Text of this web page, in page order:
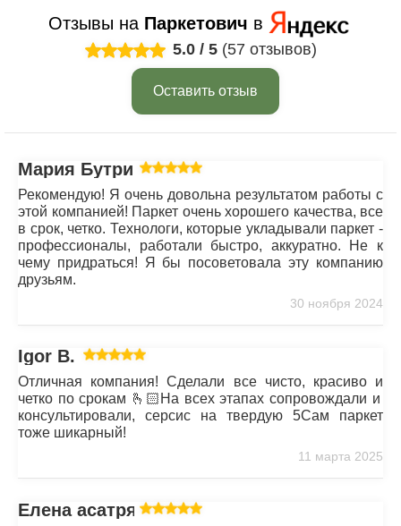
Отзывы на Паркетович в
5.0 / 5 (57 отзывов)
Оставить отзыв
Мария Бутрим
Рекомендую! Я очень довольна результатом работы с
этой компанией! Паркет очень хорошего качества, все
в срок, четко. Технологи, которые укладывали паркет -
профессионалы, работали быстро, аккуратно. Не к
чему придраться! Я бы посоветовала эту компанию
друзьям.
30 ноября 2024
Igor B.
Отличная компания! Сделали все чисто, красиво и
четко по срокам 🫰🏻На всех этапах сопровождали и
консультировали, серсис на твердую 5Сам паркет
тоже шикарный!
11 марта 2025
Елена асатрян